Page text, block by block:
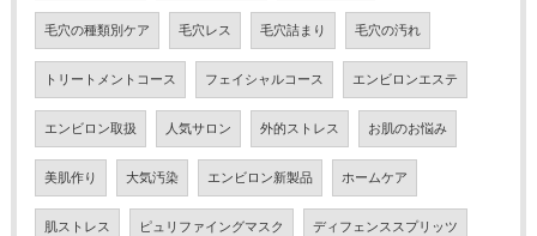
毛穴の種類別ケア 毛穴レス 毛穴詰まり 毛穴の汚れ
トリートメントコース フェイシャルコース エンビロンエステ
エンビロン取扱 人気サロン 外的ストレス お肌のお悩み
美肌作り 大気汚染 エンビロン新製品 ホームケア
肌ストレス ピュリファイングマスク ディフェンススプリッツ